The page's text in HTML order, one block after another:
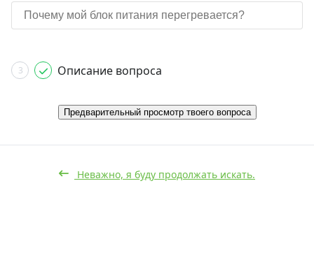
3 Описание вопроса
Предварительный просмотр твоего вопроса
Неважно, я буду продолжать искать.